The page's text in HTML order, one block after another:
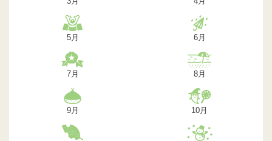
5月 6月
7月 8月
9月 10月